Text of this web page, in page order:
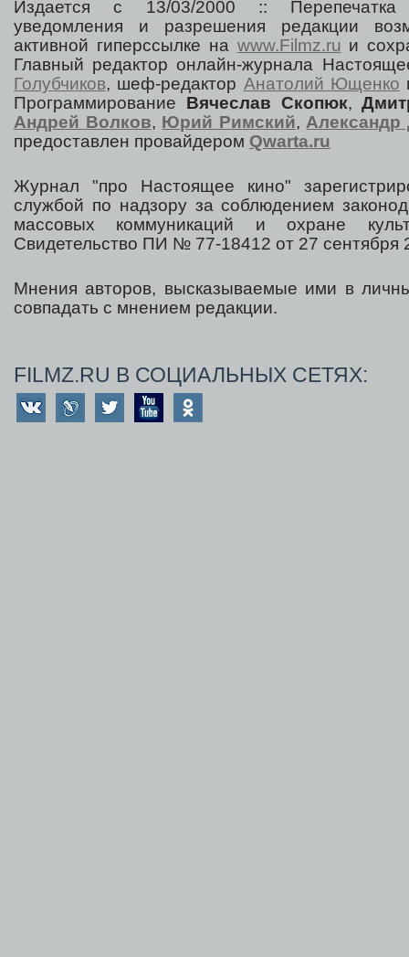
Издается с 13/03/2000 :: Перепечатка
уведомления и разрешения редакции
активной гиперссылке на www.Filmz.ru и
Главный редактор онлайн-журнала
Голубчиков, шеф-редактор Анатолий Ющенко
Программирование Вячеслав Скопюк,
Андрей Волков, Юрий Римский, Александр
предоставлен провайдером Qwarta.ru
Журнал "про Настоящее кино"
службой по надзору за соблюдением
массовых коммуникаций и охране
Свидетельство ПИ № 77-18412 от 27 сентября
Мнения авторов, высказываемые ими в
совпадать с мнением редакции.
FILMZ.RU В СОЦИАЛЬНЫХ СЕТЯХ: